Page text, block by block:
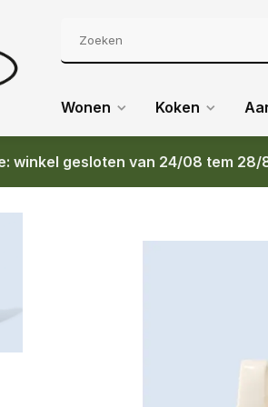
Wonen Koken
winkel gesloten van 24/08 tem
MARKET VASE SAC